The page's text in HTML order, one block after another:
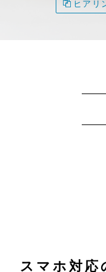
ヒアリ
スマホ対応